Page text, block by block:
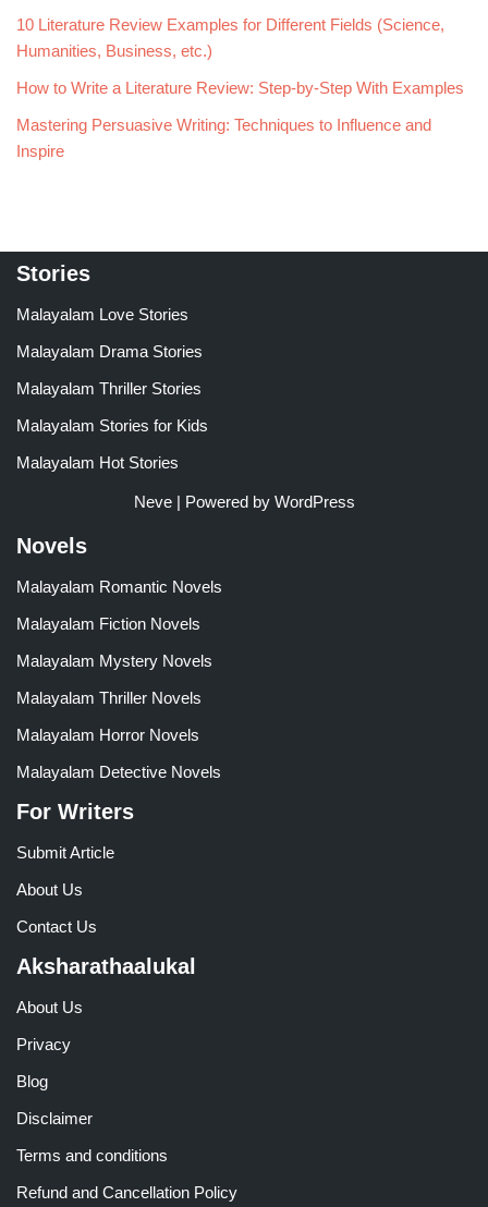
10 Literature Review Examples for Different Fields (Science,
Humanities, Business, etc.)
How to Write a Literature Review: Step-by-Step With Examples
Mastering Persuasive Writing: Techniques to Influence and
Inspire
Stories
Malayalam Love Stories
Malayalam Drama Stories
Malayalam Thriller Stories
Malayalam Stories for Kids
Malayalam Hot Stories
Neve| Powered by WordPress
Novels
Malayalam Romantic Novels
Malayalam Fiction Novels
Malayalam Mystery Novels
Malayalam Thriller Novels
Malayalam Horror Novels
Malayalam Detective Novels
For Writers
Submit Article
About Us
Contact Us
Aksharathaalukal
About Us
Privacy
Blog
Disclaimer
Terms and conditions
Refund and Cancellation Policy